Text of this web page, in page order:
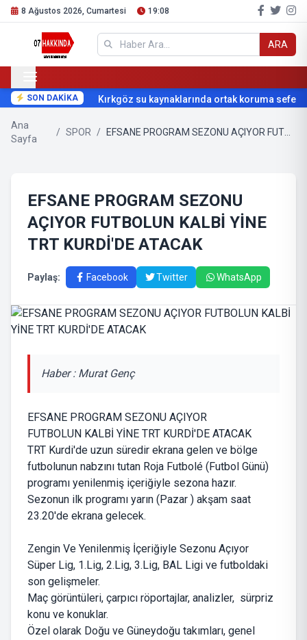
8 Ağustos 2026, Cumartesi 19:08
ARA
SON DAKİKA Kırkgöz su kaynaklarında ortak koruma
Ana
Sayfa
/ SPOR /
EFSANE PROGRAM SEZONU
AÇIYOR FUTBOLUN KALBİ YİNE
TRT KURDİ'DE ATACAK
Paylaş: Facebook Twitter WhatsApp
Haber : Murat Genç
EFSANE PROGRAM SEZONU AÇIYOR
FUTBOLUN KALBİ YİNE TRT KURDİ'DE ATACAK
TRT Kurdi'de uzun süredir ekrana gelen ve bölge
futbolunun nabzını tutan Roja Futbolé (Futbol Günü)
programı yenilenmiş içeriğiyle sezona hazır.
Sezonun ilk programı yarın (Pazar ) akşam saat
23.20'de ekrana gelecek.
Zengin Ve Yenilenmiş İçeriğiyle Sezonu Açıyor
Süper Lig, 1.Lig, 2.Lig, 3.Lig, BAL Ligi ve futboldaki
son gelişmeler.
Maç görüntüleri, çarpıcı röportajlar, analizler, sürpriz
konu ve konuklar.
Özel olarak Doğu ve Güneydoğu takımları, genel